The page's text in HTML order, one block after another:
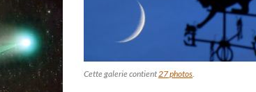
Cette galerie contient27 photos.